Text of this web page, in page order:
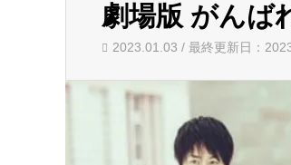
劇場版 がんば
2023.01.03 / 最終更新日：